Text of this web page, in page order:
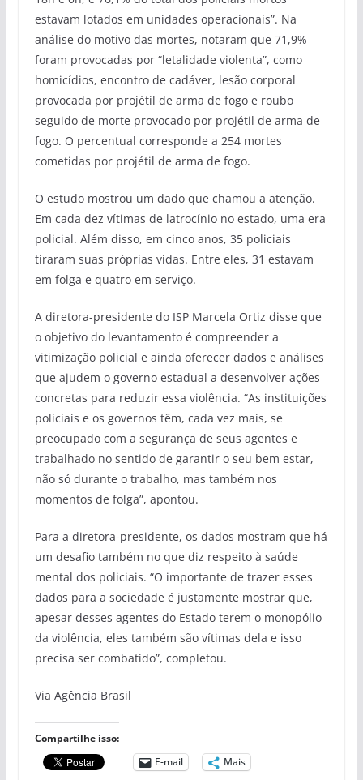
estavam lotados em unidades operacionais”. Na
análise do motivo das mortes, notaram que 71,9%
foram provocadas por “letalidade violenta”, como
homicídios, encontro de cadáver, lesão corporal
provocada por projétil de arma de fogo e roubo
seguido de morte provocado por projétil de arma de
fogo. O percentual corresponde a 254 mortes
cometidas por projétil de arma de fogo.
O estudo mostrou um dado que chamou a atenção.
Em cada dez vítimas de latrocínio no estado, uma era
policial. Além disso, em cinco anos, 35 policiais
tiraram suas próprias vidas. Entre eles, 31 estavam
em folga e quatro em serviço.
A diretora-presidente do ISP Marcela Ortiz disse que
o objetivo do levantamento é compreender a
vitimização policial e ainda oferecer dados e análises
que ajudem o governo estadual a desenvolver ações
concretas para reduzir essa violência. “As instituições
policiais e os governos têm, cada vez mais, se
preocupado com a segurança de seus agentes e
trabalhado no sentido de garantir o seu bem estar,
não só durante o trabalho, mas também nos
momentos de folga”, apontou.
Para a diretora-presidente, os dados mostram que há
um desafio também no que diz respeito à saúde
mental dos policiais. “O importante de trazer esses
dados para a sociedade é justamente mostrar que,
apesar desses agentes do Estado terem o monopólio
da violência, eles também são vítimas dela e isso
precisa ser combatido”, completou.
Via Agência Brasil
Compartilhe isso:
E-mail
Mais